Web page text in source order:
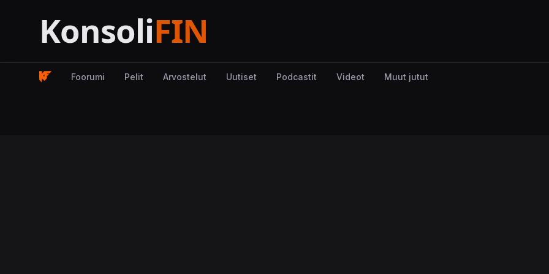
Foorumi Pelit Arvostelut Uutiset Podcastit Videot Muut jutut